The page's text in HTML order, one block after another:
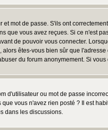
mot de passe. S'ils ont
que vous avez reçues. Si ce n'est
de pouvoir vous connecter.
êtes-vous bien sûr que
du forum anonymement. Si
d'utilisateur ou mot de passe
vous n'avez rien posté ? Il est
dans les discussions.